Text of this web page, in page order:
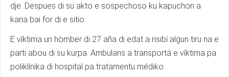
dje. Despues di su akto e sospechoso ku kapuchon a
kana bai for di e sitio.
E víktima un hòmber di 27 aña di edat a risibí algun tiru na e
parti abou di su kurpa. Ambulans a transportá e víktima pa
poliklínika di hospital pa tratamentu médiko.